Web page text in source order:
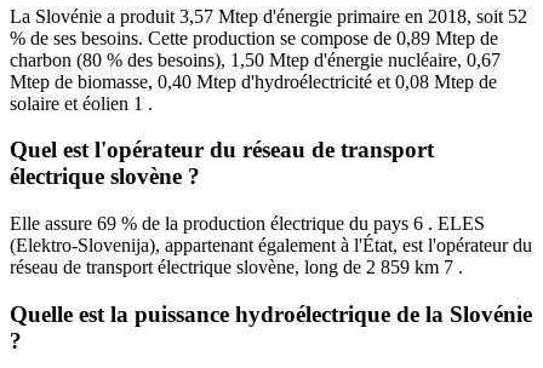
La Slovénie a produit 3,57 Mtep d'énergie primaire en 2018, soit 52
% de ses besoins. Cette production se compose de 0,89 Mtep de
charbon (80 % des besoins), 1,50 Mtep d'énergie nucléaire, 0,67
Mtep de biomasse, 0,40 Mtep d'hydroélectricité et 0,08 Mtep de
solaire et éolien 1 .
Quel est l'opérateur du réseau de transport
électrique slovène ?
Elle assure 69 % de la production électrique du pays 6 . ELES
(Elektro-Slovenija), appartenant également à l'État, est l'opérateur du
réseau de transport électrique slovène, long de 2 859 km 7 .
Quelle est la puissance hydroélectrique de la Slovénie
?